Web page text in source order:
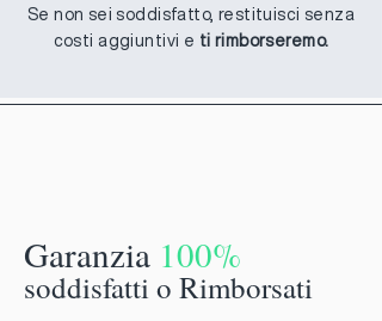
Se non sei soddisfatto, restituisci senza
costi aggiuntivi e ti rimborseremo.
Garanzia 100%
soddisfatti o Rimborsati